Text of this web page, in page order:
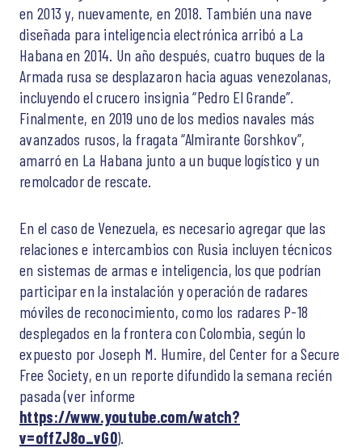
en 2013 y, nuevamente, en 2018. También una nave
diseñada para inteligencia electrónica arribó a La
Habana en 2014. Un año después, cuatro buques de la
Armada rusa se desplazaron hacia aguas venezolanas,
incluyendo el crucero insignia “Pedro El Grande”.
Finalmente, en 2019 uno de los medios navales más
avanzados rusos, la fragata “Almirante Gorshkov”,
amarró en La Habana junto a un buque logístico y un
remolcador de rescate.
En el caso de Venezuela, es necesario agregar que las
relaciones e intercambios con Rusia incluyen técnicos
en sistemas de armas e inteligencia, los que podrían
participar en la instalación y operación de radares
móviles de reconocimiento, como los radares P-18
desplegados en la frontera con Colombia, según lo
expuesto por Joseph M. Humire, del Center for a Secure
Free Society, en un reporte difundido la semana recién
pasada (ver informe
https://www.youtube.com/watch?
v=offZJ8o_vG0).